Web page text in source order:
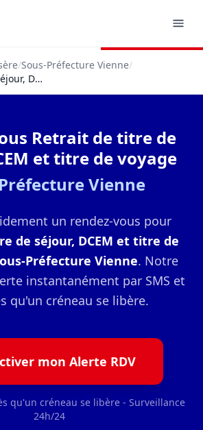
/Sous-Préfecture Vienne/
Retrait De Titre De Séjour, DCEM Et Titre De Voyage
Retrait de titre de
et titre de voyage
Vienne
un rendez-vous pour
de séjour, DCEM et titre de
Préfecture Vienne. Notre
instantanément par SMS et
qu'un créneau se libère.
mon Alerte RDV
qu'un créneau se libère - Surveillance
24h/24